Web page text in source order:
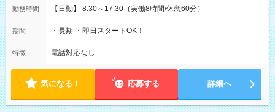
勤務時間 【日勤】 8:30～17:30（実働8時間/休憩60分）
期間 ・長期 ・即日スタートOK！
特徴 電話対応なし
気になる！ 応募する 詳細へ